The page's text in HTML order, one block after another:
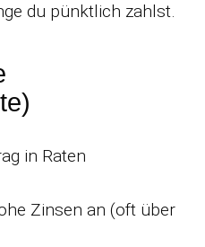
du pünktlich zahlst.
in Raten
Zinsen an (oft über